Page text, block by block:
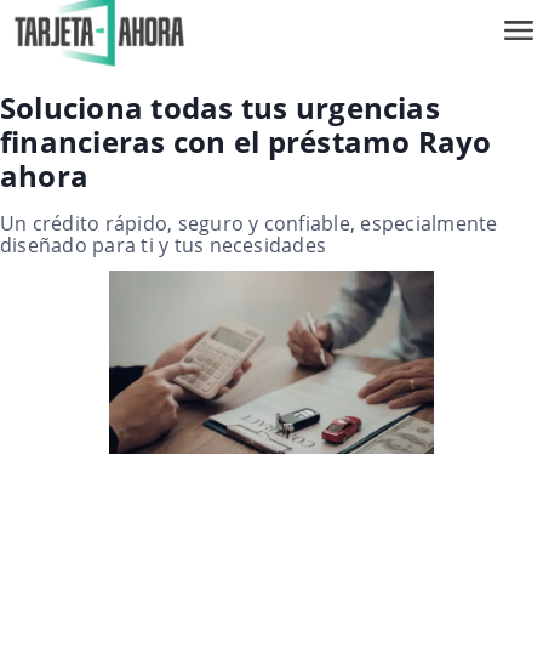
Soluciona todas tus urgencias
financieras con el préstamo Rayo
ahora
Un crédito rápido, seguro y confiable, especialmente
diseñado para ti y tus necesidades